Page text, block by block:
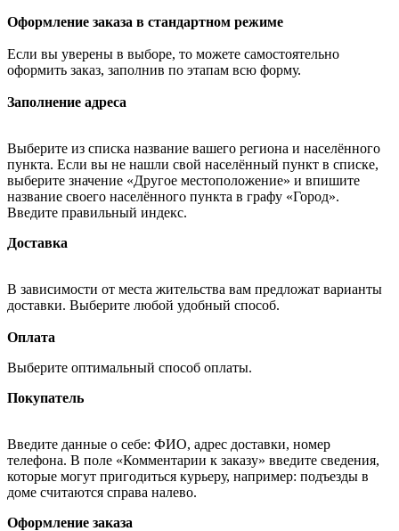
Оформление заказа в стандартном режиме
Если вы уверены в выборе, то можете самостоятельно
оформить заказ, заполнив по этапам всю форму.
Заполнение адреса
Выберите из списка название вашего региона и населённого
пункта. Если вы не нашли свой населённый пункт в списке,
выберите значение «Другое местоположение» и впишите
название своего населённого пункта в графу «Город».
Введите правильный индекс.
Доставка
В зависимости от места жительства вам предложат варианты
доставки. Выберите любой удобный способ.
Оплата
Выберите оптимальный способ оплаты.
Покупатель
Введите данные о себе: ФИО, адрес доставки, номер
телефона. В поле «Комментарии к заказу» введите сведения,
которые могут пригодиться курьеру, например: подъезды в
доме считаются справа налево.
Оформление заказа